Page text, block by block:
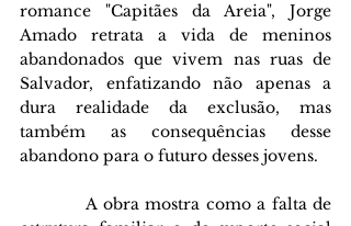
romance "Capitães da Areia", Jorge
Amado retrata a vida de meninos
abandonados que vivem nas ruas de
Salvador, enfatizando não apenas a
dura realidade da exclusão, mas
também as consequências desse
abandono para o futuro desses jovens.
           A obra mostra como a falta de